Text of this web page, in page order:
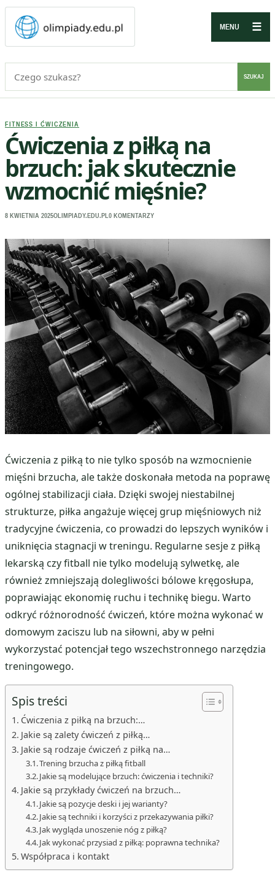
MENU ☰
SZUKAJ
FITNESS I ĆWICZENIA
Ćwiczenia z piłką na
brzuch: jak skutecznie
wzmocnić mięśnie?
8 KWIETNIA 2025OLIMPIADY.EDU.PL 0 KOMENTARZY
Ćwiczenia z piłką to nie tylko sposób na wzmocnienie
mięśni brzucha, ale także doskonała metoda na poprawę
ogólnej stabilizacji ciała. Dzięki swojej niestabilnej
strukturze, piłka angażuje więcej grup mięśniowych niż
tradycyjne ćwiczenia, co prowadzi do lepszych wyników i
uniknięcia stagnacji w treningu. Regularne sesje z piłką
lekarską czy fitball nie tylko modelują sylwetkę, ale
również zmniejszają dolegliwości bólowe kręgosłupa,
poprawiając ekonomię ruchu i technikę biegu. Warto
odkryć różnorodność ćwiczeń, które można wykonać w
domowym zaciszu lub na siłowni, aby w pełni
wykorzystać potencjał tego wszechstronnego narzędzia
treningowego.
Spis treści
Ćwiczenia z piłką na brzuch:…
Jakie są zalety ćwiczeń z piłką…
Jakie są rodzaje ćwiczeń z piłką na…
Trening brzucha z piłką fitball
Jakie są modelujące brzuch: ćwiczenia i techniki?
Jakie są przykłady ćwiczeń na brzuch…
Jakie są pozycje deski i jej warianty?
Jakie są techniki i korzyści z przekazywania piłki?
Jak wygląda unoszenie nóg z piłką?
Jak wykonać przysiad z piłką: poprawna technika?
Współpraca i kontakt